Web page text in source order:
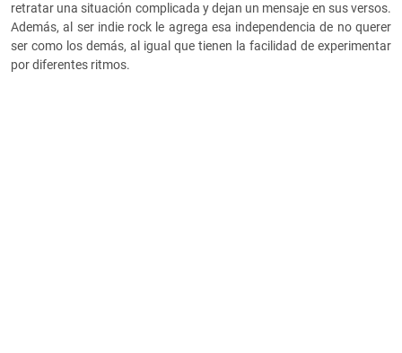
retratar una situación complicada y dejan un mensaje en sus versos.
Además, al ser indie rock le agrega esa independencia de no querer
ser como los demás, al igual que tienen la facilidad de experimentar
por diferentes ritmos.